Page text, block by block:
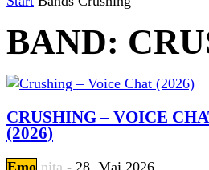
BAND:
CRUSHING – VOICE
(2026)